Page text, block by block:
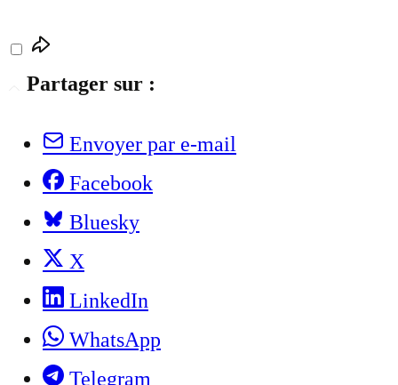
Partager sur :
Envoyer par e-mail
Facebook
Bluesky
X
LinkedIn
WhatsApp
Telegram